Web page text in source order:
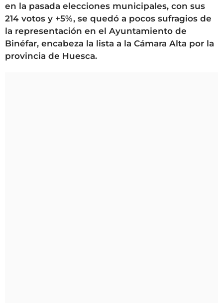
INICIAR SESIÓN
en la pasada elecciones municipales, con sus
214 votos y +5%, se quedó a pocos sufragios de
la representación en el Ayuntamiento de
Binéfar, encabeza la lista a la Cámara Alta por la
provincia de Huesca.